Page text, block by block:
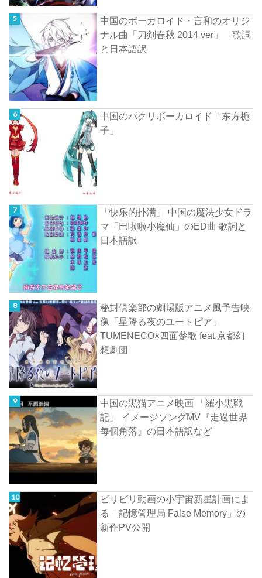
中国のボーカロイド・言和のオリジ
ナル曲「刀剣春秋 2014 ver」 歌詞
と日本語訳
中国のパクリボーカロイド「东方栀
子」
「快乐的扑满」 中国の魔法少女ドラ
マ「巴啦啦小魔仙」のED曲 歌詞と
日本語訳
秘封倶楽部の劇場版アニメ風予告映
像「星降る夜のユートピア」
TUMENECO×四面楚歌 feat.京都幻
想劇団
中国の黒猫アニメ映画 「羅小黒戦
記」 イメージソングMV『走過世界
每個角落』の日本語訳など
ビリビリ動画の小宇宙新星計画によ
る「記憶管理局 False Memory」の
新作PV公開